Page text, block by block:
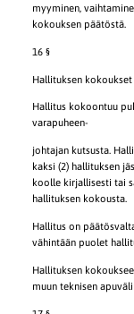
myyminen,
kokouksen päätöstä.
16 §
Hallituksen kokoukset
Hallitus kokoontuu
varapuheen-
johtajan kutsusta.
kaksi (2) hallituksen
koolle kirjallisesti tai
hallituksen kokousta.
Hallitus on
vähintään puolet
Hallituksen
muun teknisen